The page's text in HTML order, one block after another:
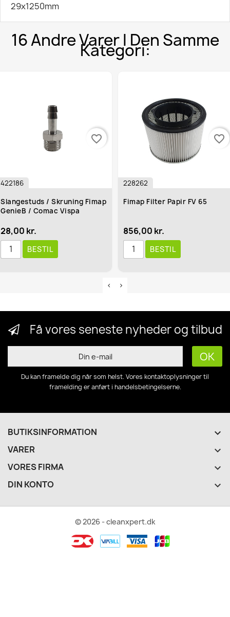
29x1250mm
16 Andre Varer I Den Samme
Kategori:
422186
Slangestuds / Skruning Fimap
GenieB / Comac Vispa
28,00 kr.
BESTIL
favorite_border
228262
Fimap Filter Papir FV 65
856,00 kr.
BESTIL
favorite_border
Få vores seneste nyheder og tilbud
Du kan framelde dig når som helst. Vores kontaktoplysninger til
framelding er anført i handelsbetingelserne.
BUTIKSINFORMATION keyboard_arrow_down
VARER 
VORES FIRMA 
DIN KONTO 
© 2026 - cleanxpert.dk